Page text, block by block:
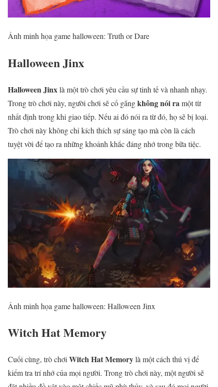
Ảnh minh họa game halloween: Truth or Dare
Halloween Jinx
Halloween Jinxlà một trò chơi yêu cầu sự tinh tế và nhanh nhạy.
Trong trò chơi này, người chơi sẽ cố gắngkhông nói ramột từ
nhất định trong khi giao tiếp. Nếu ai đó nói ra từ đó, họ sẽ bị loại.
Trò chơi này không chỉ kích thích sự sáng tạo mà còn là cách
tuyệt vời để tạo ra những khoảnh khắc đáng nhớ trong bữa tiệc.
Ảnh minh họa game halloween: Halloween Jinx
Witch Hat Memory
Cuối cùng, trò chơiWitch Hat Memorylà một cách thú vị để
kiểm tra trí nhớ của mọi người. Trong trò chơi này, một người sẽ